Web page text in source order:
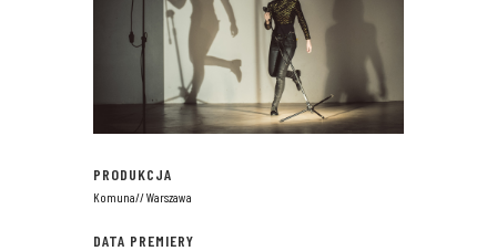
PRODUKCJA
Komuna// Warszawa
DATA PREMIERY